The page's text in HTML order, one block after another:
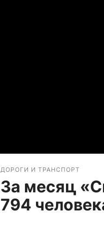
ДОРОГИ И ТРАНСПОРТ
За месяц
794